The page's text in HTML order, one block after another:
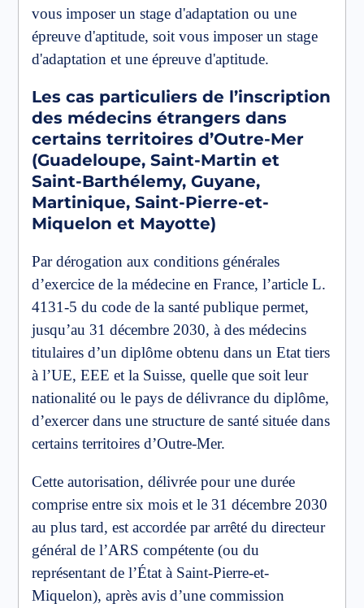
vous imposer un stage d'adaptation ou une
épreuve d'aptitude, soit vous imposer un stage
d'adaptation et une épreuve d'aptitude.
Les cas particuliers de l’inscription
des médecins étrangers dans
certains territoires d’Outre-Mer
(Guadeloupe, Saint-Martin et
Saint-Barthélemy, Guyane,
Martinique, Saint-Pierre-et-
Miquelon et Mayotte)
Par dérogation aux conditions générales
d’exercice de la médecine en France, l’article L.
4131-5 du code de la santé publique permet,
jusqu’au 31 décembre 2030, à des médecins
titulaires d’un diplôme obtenu dans un Etat tiers
à l’UE, EEE et la Suisse, quelle que soit leur
nationalité ou le pays de délivrance du diplôme,
d’exercer dans une structure de santé située dans
certains territoires d’Outre-Mer.
Cette autorisation, délivrée pour une durée
comprise entre six mois et le 31 décembre 2030
au plus tard, est accordée par arrêté du directeur
général de l’ARS compétente (ou du
représentant de l’État à Saint-Pierre-et-
Miquelon), après avis d’une commission